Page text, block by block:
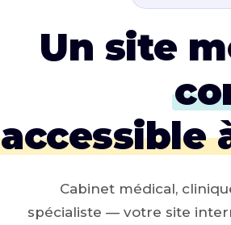
Un site
accessible
Cabinet médical,
spécialiste — votre site